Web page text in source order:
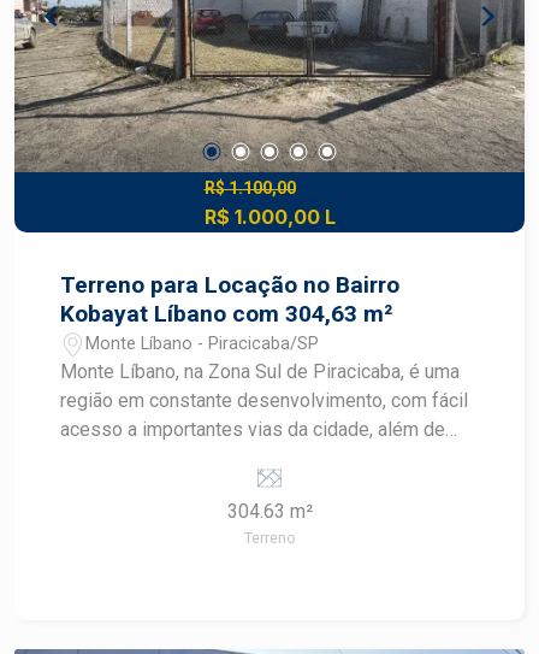
R$ 1.100,00
R$ 1.000,00 L
Terreno para Locação no Bairro
Kobayat Líbano com 304,63 m²
Monte Líbano - Piracicaba/SP
Monte Líbano, na Zona Sul de Piracicaba, é uma
região em constante desenvolvimento, com fácil
acesso a importantes vias da cidade, além de
serviços, escolas e conveniências que
proporcionam praticidade ao dia a dia. Terreno
com 304,63 m², localizado em excelente ponto
304.63 m²
Terreno